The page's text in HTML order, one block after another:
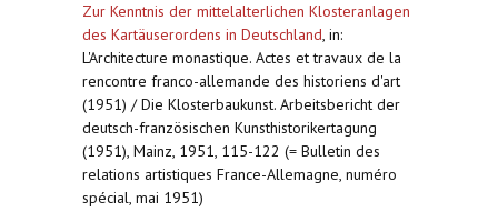
Zur Kenntnis der mittelalterlichen Klosteranlagen
des Kartäuserordens in Deutschland, in:
L'Architecture monastique. Actes et travaux de la
rencontre franco-allemande des historiens d'art
(1951) / Die Klosterbaukunst. Arbeitsbericht der
deutsch-französischen Kunsthistorikertagung
(1951), Mainz, 1951, 115-122 (= Bulletin des
relations artistiques France-Allemagne, numéro
spécial, mai 1951)